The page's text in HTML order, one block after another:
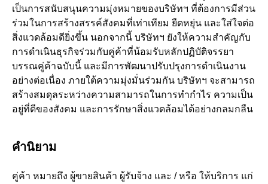
เป็นการสนับสนุนความมุ่งหมายของบริษัทฯ ที่ต้องการมีส่วน
ร่วมในการสร้างสรรค์สังคมที่เท่าเทียม ยืดหยุ่น และใส่ใจต่อ
สิ่งแวดล้อมดียิ่งขึ้น นอกจากนี้ บริษัทฯ ยังให้ความสำคัญกับ
การดำเนินธุรกิจร่วมกับคู่ค้าที่น้อมรับหลักปฏิบัติจรรยา
บรรณคู่ค้าฉบับนี้ และมีการพัฒนาปรับปรุงการดำเนินงาน
อย่างต่อเนื่อง ภายใต้ความมุ่งมั่นร่วมกัน บริษัทฯ จะสามารถ
สร้างสมดุลระหว่างความสามารถในการทำกำไร ความเป็น
อยู่ที่ดีของสังคม และการรักษาสิ่งแวดล้อมได้อย่างกลมกลืน
คำนิยาม
คู่ค้า หมายถึง ผู้ขายสินค้า ผู้รับจ้าง และ / หรือ ให้บริการ แก่